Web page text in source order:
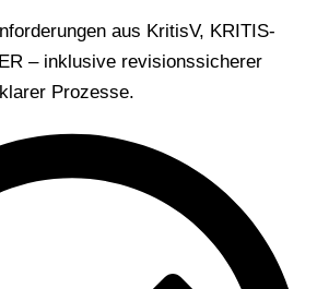
aus KritisV, KRITIS-
– inklusive revisionssicherer
Prozesse.